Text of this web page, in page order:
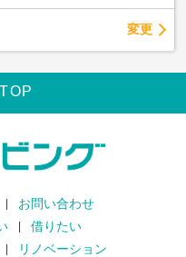
変更
お問い合わせ
借りたい
リノベーション